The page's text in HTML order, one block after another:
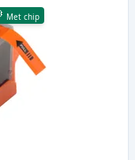
Met chip